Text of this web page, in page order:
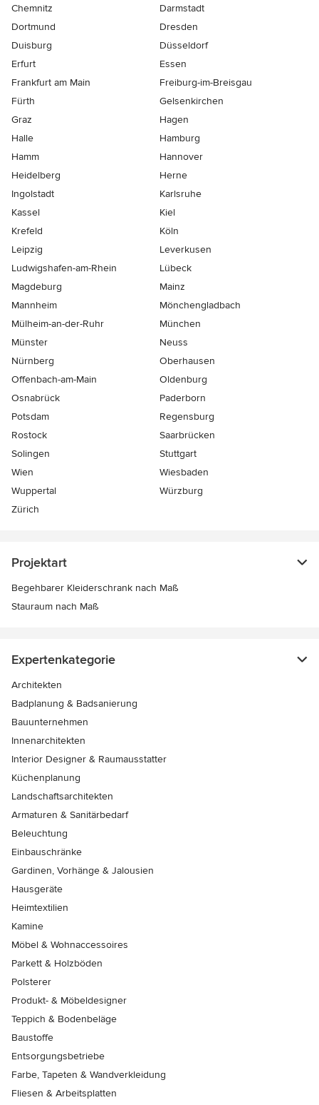
Chemnitz
Darmstadt
Dortmund
Dresden
Duisburg
Düsseldorf
Erfurt
Essen
Frankfurt am Main
Freiburg-im-Breisgau
Fürth
Gelsenkirchen
Graz
Hagen
Halle
Hamburg
Hamm
Hannover
Heidelberg
Herne
Ingolstadt
Karlsruhe
Kassel
Kiel
Krefeld
Köln
Leipzig
Leverkusen
Ludwigshafen-am-Rhein
Lübeck
Magdeburg
Mainz
Mannheim
Mönchen­gladbach
Mülheim-an-der-Ruhr
München
Münster
Neuss
Nürnberg
Oberhausen
Offenbach-am-Main
Oldenburg
Osnabrück
Paderborn
Potsdam
Regensburg
Rostock
Saarbrücken
Solingen
Stuttgart
Wien
Wiesbaden
Wuppertal
Würzburg
Zürich
Projektart
Begehbarer Kleiderschrank nach Maß
Stauraum nach Maß
Expertenkategorie
Architekten
Badplanung & Badsanierung
Bauunternehmen
Innenarchitekten
Interior Designer & Raumausstatter
Küchenplanung
Landschaftsarchitekten
Armaturen & Sanitärbedarf
Beleuchtung
Einbauschränke
Gardinen, Vorhänge & Jalousien
Hausgeräte
Heimtextilien
Kamine
Möbel & Wohnaccessoires
Parkett & Holzböden
Polsterer
Produkt- & Möbeldesigner
Teppich & Bodenbeläge
Baustoffe
Entsorgungsbetriebe
Farbe, Tapeten & Wandverkleidung
Fliesen & Arbeitsplatten